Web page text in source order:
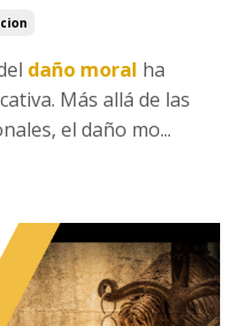
daño moral ha
Más allá de las
el daño mo...